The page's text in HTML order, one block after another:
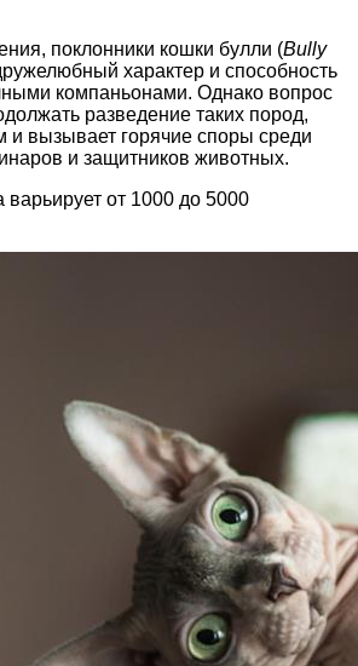
поклонники кошки булли (Bully
характер и способность
компаньонами. Однако вопрос
разведение таких пород,
и вызывает горячие споры среди
и защитников животных.
варьирует от 1000 до 5000